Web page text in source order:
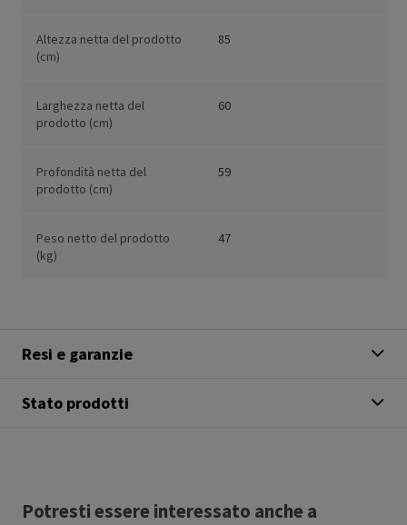
Altezza netta del prodotto
(cm)
85
Larghezza netta del
prodotto (cm)
60
Profondità netta del
prodotto (cm)
59
Peso netto del prodotto
(kg)
47
Resi e garanzie
Stato prodotti
Potresti essere interessato anche a